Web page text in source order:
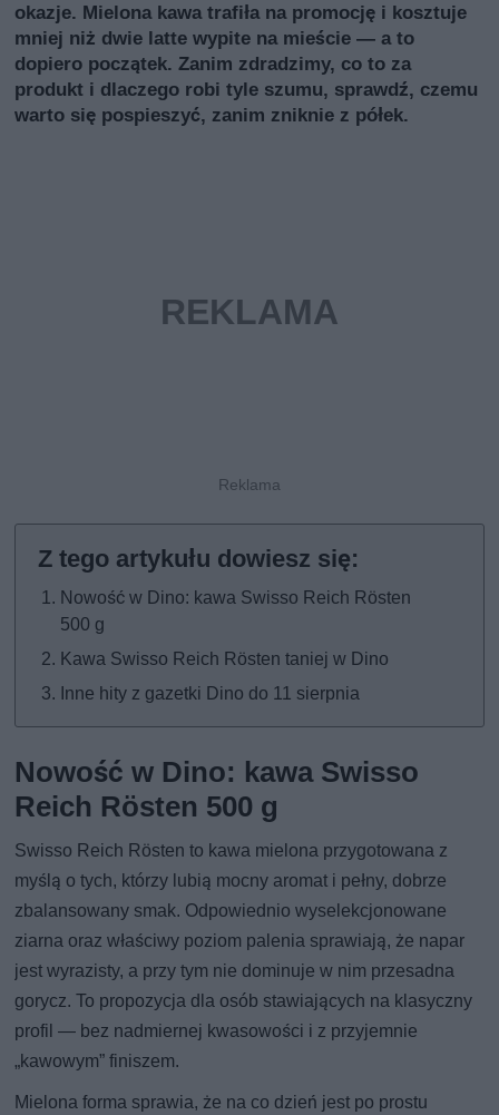
okazje. Mielona kawa trafiła na promocję i kosztuje
mniej niż dwie latte wypite na mieście — a to
dopiero początek. Zanim zdradzimy, co to za
produkt i dlaczego robi tyle szumu, sprawdź, czemu
warto się pospieszyć, zanim zniknie z półek.
Nowość w Dino: kawa Swisso Reich Rösten
500 g
Kawa Swisso Reich Rösten taniej w Dino
Inne hity z gazetki Dino do 11 sierpnia
Nowość w Dino: kawa Swisso
Reich Rösten 500 g
Swisso Reich Rösten to kawa mielona przygotowana z
myślą o tych, którzy lubią mocny aromat i pełny, dobrze
zbalansowany smak. Odpowiednio wyselekcjonowane
ziarna oraz właściwy poziom palenia sprawiają, że napar
jest wyrazisty, a przy tym nie dominuje w nim przesadna
gorycz. To propozycja dla osób stawiających na klasyczny
profil — bez nadmiernej kwasowości i z przyjemnie
„kawowym” finiszem.
Mielona forma sprawia, że na co dzień jest po prostu